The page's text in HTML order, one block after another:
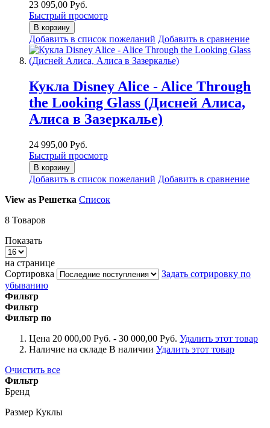
23 095,00 Руб.
Быстрый просмотр
В корзину
Добавить в список пожеланий Добавить в сравнение
Кукла Disney Alice - Alice Through
the Looking Glass (Дисней Алиса,
Алиса в Зазеркалье)
24 995,00 Руб.
Быстрый просмотр
В корзину
Добавить в список пожеланий Добавить в сравнение
View as Решетка Список
8 Товаров
Показать
на странице
Сортировка
Задать сотрировку по
убыванию
Фильтр
Фильтр
Фильтр по
Цена 20 000,00 Руб. - 30 000,00 Руб. Удалить этот товар
Наличие на складе В наличии Удалить этот товар
Очистить все
Фильтр
Бренд
Размер Куклы